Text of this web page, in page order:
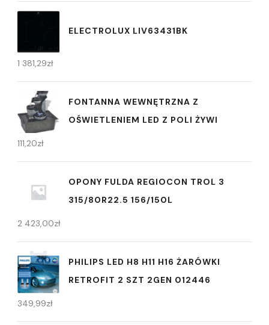
ELECTROLUX LIV63431BK
1 381,29zł
FONTANNA WEWNĘTRZNA Z
OŚWIETLENIEM LED Z POLI ŻYWI
111,20zł
OPONY FULDA REGIOCON TROL 3
315/80R22.5 156/150L
2 423,00zł
PHILIPS LED H8 H11 H16 ŻARÓWKI
RETROFIT 2 SZT 2GEN 012446
349,99zł